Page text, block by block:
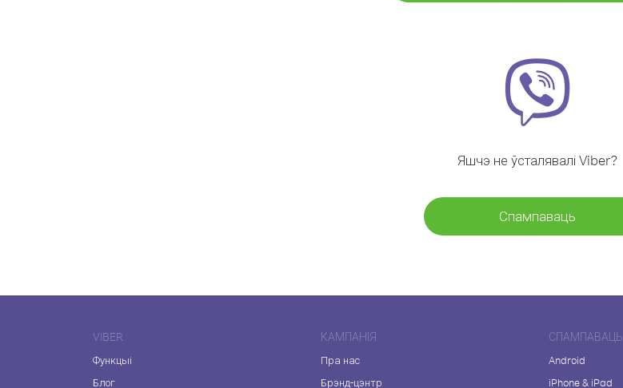
Яшчэ не ўсталявалі Viber?
Спампаваць
VIBER
Функцыі
Блог
КАМПАНІЯ
Пра нас
Брэнд-цэнтр
СПАМПАВАЦЬ
Android
iPhone & iPad